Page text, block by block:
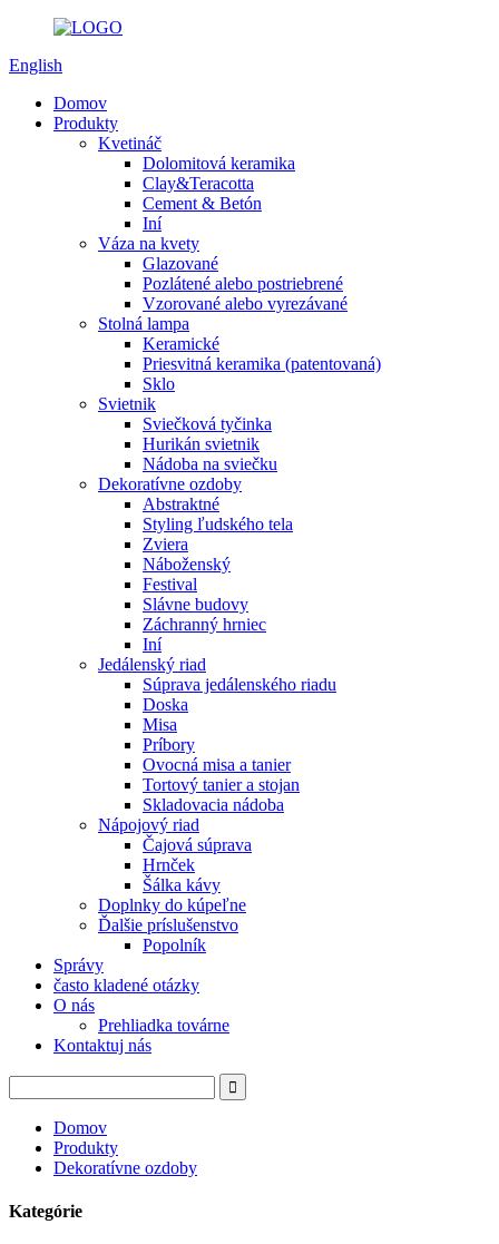
English
Domov
Produkty
Kvetináč
Dolomitová keramika
Clay&Teracotta
Cement & Betón
Iní
Váza na kvety
Glazované
Pozlátené alebo postriebrené
Vzorované alebo vyrezávané
Stolná lampa
Keramické
Priesvitná keramika (patentovaná)
Sklo
Svietnik
Sviečková tyčinka
Hurikán svietnik
Nádoba na sviečku
Dekoratívne ozdoby
Abstraktné
Styling ľudského tela
Zviera
Náboženský
Festival
Slávne budovy
Záchranný hrniec
Iní
Jedálenský riad
Súprava jedálenského riadu
Doska
Misa
Príbory
Ovocná misa a tanier
Tortový tanier a stojan
Skladovacia nádoba
Nápojový riad
Čajová súprava
Hrnček
Šálka ​​kávy
Doplnky do kúpeľne
Ďalšie príslušenstvo
Popolník
Správy
často kladené otázky
O nás
Prehliadka továrne
Kontaktuj nás
Domov
Produkty
Dekoratívne ozdoby
Kategórie